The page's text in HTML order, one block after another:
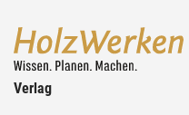
0
Verlag